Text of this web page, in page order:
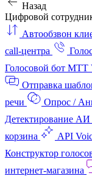
Назад
Цифровой
Автообзвон
call-центра
Голосовой бот МТТ
Отправка
речи
Опрос /
Детектирование АИ
корзина
API
Конструктор
интернет‑магазина